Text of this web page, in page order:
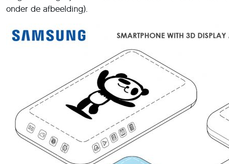
onder de afbeelding).